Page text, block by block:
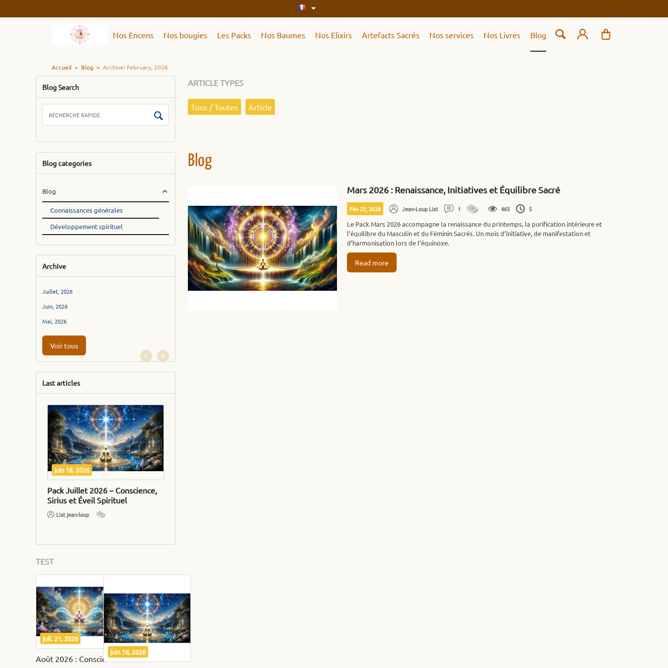
Nos Encens Nos bougies Les Packs Nos Baumes Nos Elixirs Artefacts Sacrés Nos services Nos Livres Blog
Accueil > Blog > Archive: February, 2026
Blog Search
Blog categories
Blog
Connaissances générales
Développement spirituel
Archive
Juillet, 2026
Juin, 2026
Mai, 2026
Voir tous
Last articles
juin 18, 2026
Pack Juillet 2026 – Conscience,
Sirius et Éveil Spirituel
List jean-loup
TEST
juil. 21, 2026
Août 2026 : Conscience, Compassion et Transformation Intérieure
juin 18, 2026
ARTICLE TYPES
Tous / Toutes Article
Blog
Mars 2026 : Renaissance, Initiatives et Équilibre Sacré
Fév 22, 2026 Jean-Loup List 1 465 5
Le Pack Mars 2026 accompagne la renaissance du printemps, la purification intérieure et
l’équilibre du Masculin et du Féminin Sacrés. Un mois d’initiative, de manifestation et
d’harmonisation lors de l’équinoxe.
Read more